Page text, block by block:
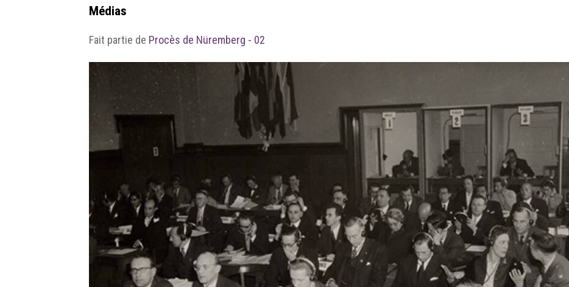
Médias
Fait partie de Procès de Nüremberg - 02